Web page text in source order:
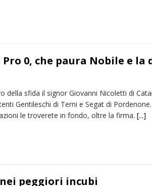
Pro 0, che paura Nobile e la
della sfida il signor Giovanni Nicoletti di
Gentileschi di Terni e Segat di
le troverete in fondo, oltre la firma. [...]
nei peggiori incubi